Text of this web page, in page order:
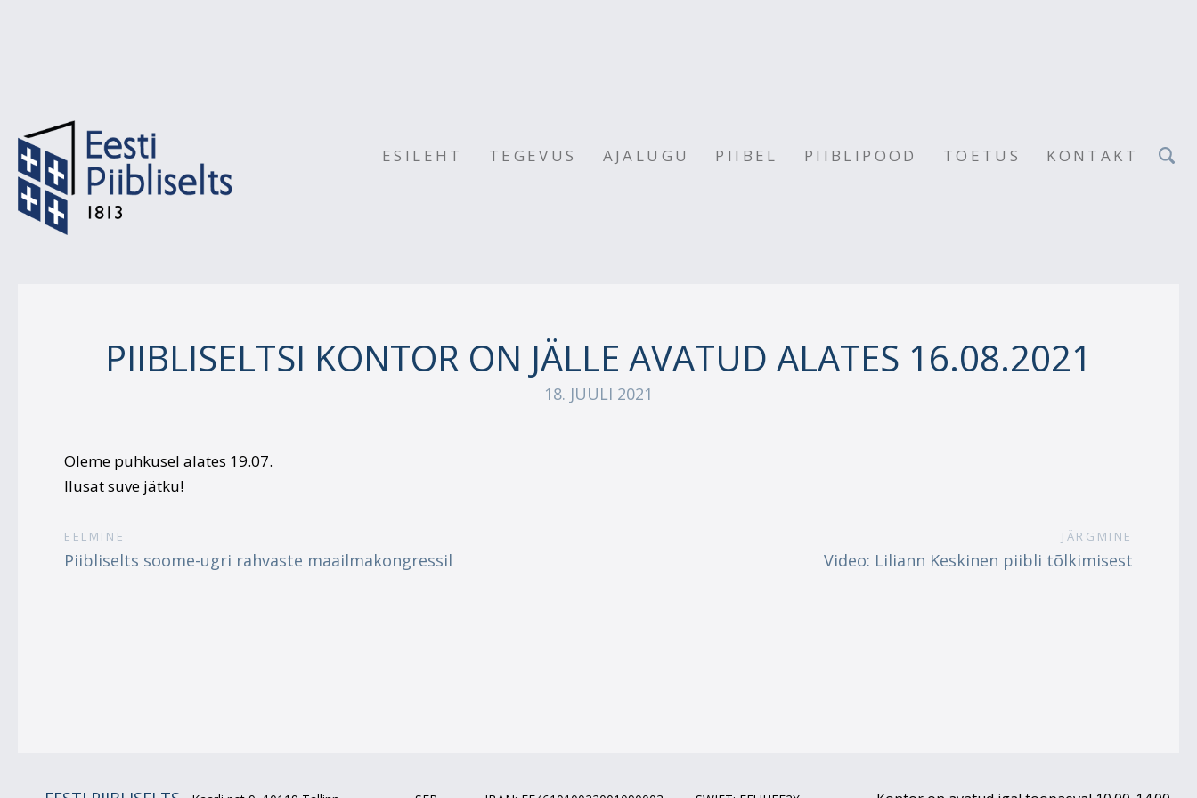
ESILEHT TEGEVUS AJALUGU PIIBEL PIIBLIPOOD TOETUS KONTAKT
PIIBLISELTSI KONTOR ON JÄLLE AVATUD ALATES 16.08.2021
18. JUULI 2021
Oleme puhkusel alates 19.07.
Ilusat suve jätku!
EELMINE
Piibliselts soome-ugri rahvaste maailmakongressil
JÄRGMINE
Video: Liliann Keskinen piibli tõlkimisest